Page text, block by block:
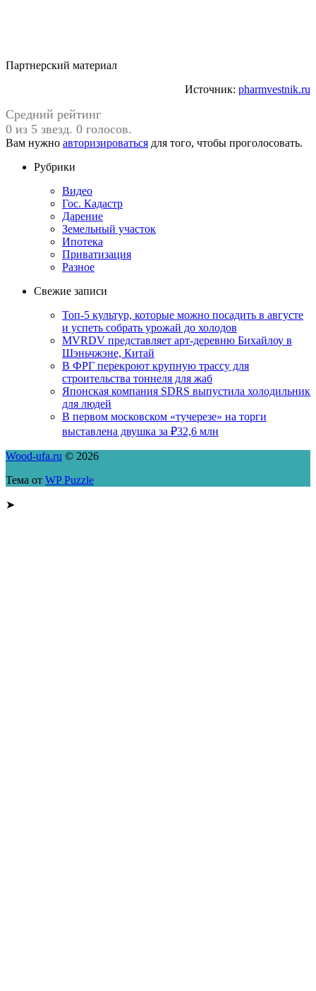
Партнерский материал
Источник: pharmvestnik.ru
Средний рейтинг
0 из 5 звезд. 0 голосов.
Вам нужно авторизироваться для того, чтобы проголосовать.
Рубрики
Видео
Гос. Кадастр
Дарение
Земельный участок
Ипотека
Приватизация
Разное
Свежие записи
Топ-5 культур, которые можно посадить в августе
и успеть собрать урожай до холодов
MVRDV представляет арт-деревню Бихайлоу в
Шэньчжэне, Китай
В ФРГ перекроют крупную трассу для
строительства тоннеля для жаб
Японская компания SDRS выпустила холодильник
для людей
В первом московском «тучерезе» на торги
выставлена двушка за ₽32,6 млн
Wood-ufa.ru © 2026
Тема от WP Puzzle
➤